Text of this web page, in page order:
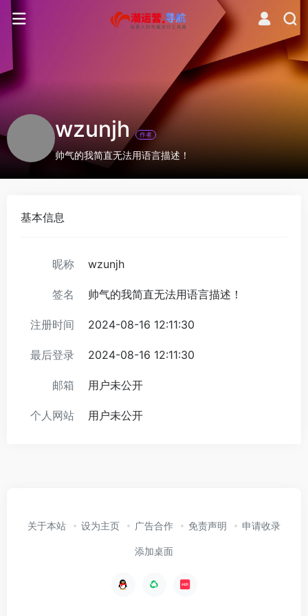
wzunjh 作者
帅气的我简直无法用语言描述！
基本信息
昵称 wzunjh
签名 帅气的我简直无法用语言描述！
注册时间 2024-08-16 12:11:30
最后登录 2024-08-16 12:11:30
邮箱 用户未公开
个人网站 用户未公开
关于本站 设为主页 广告合作 免责声明 申请收录
添加桌面